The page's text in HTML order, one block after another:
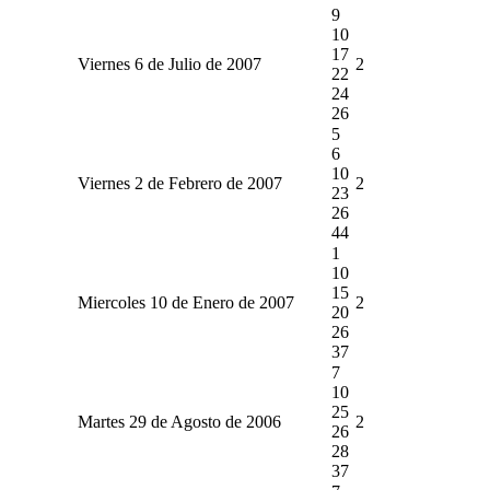
Viernes 6 de Julio de 2007
9
10
17
22
24
26
2
Viernes 2 de Febrero de 2007
5
6
10
23
26
44
2
Miercoles 10 de Enero de 2007
1
10
15
20
26
37
2
Martes 29 de Agosto de 2006
7
10
25
26
28
37
2